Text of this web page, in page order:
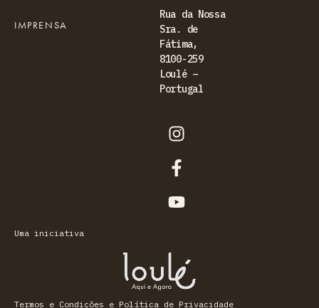
Rua da Nossa
Sra. de
Fátima,
8100-259
Loulé –
Portugal
IMPRENSA
Uma iniciativa
Termos e Condições e Política de Privacidade